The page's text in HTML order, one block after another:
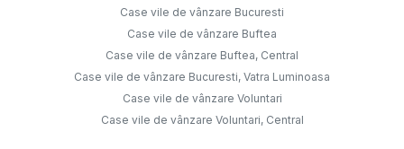
Case vile de vânzare Bucuresti
Case vile de vânzare Buftea
Case vile de vânzare Buftea, Central
Case vile de vânzare Bucuresti, Vatra Luminoasa
Case vile de vânzare Voluntari
Case vile de vânzare Voluntari, Central